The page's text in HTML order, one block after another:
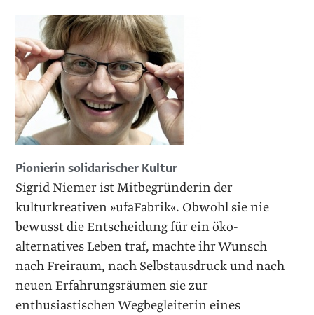
Pionierin solidarischer Kultur
Sigrid Niemer ist Mitbegründerin der
kulturkreativen »ufaFabrik«. Obwohl sie nie
bewusst die Entscheidung für ein öko-
alternatives Leben traf, machte ihr Wunsch
nach Freiraum, nach Selbstausdruck und nach
neuen Erfahrungsräumen sie zur
enthusiastischen Wegbegleiterin eines